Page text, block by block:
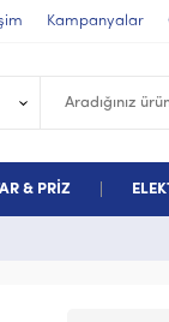
Kampanyalar
& PRİZ